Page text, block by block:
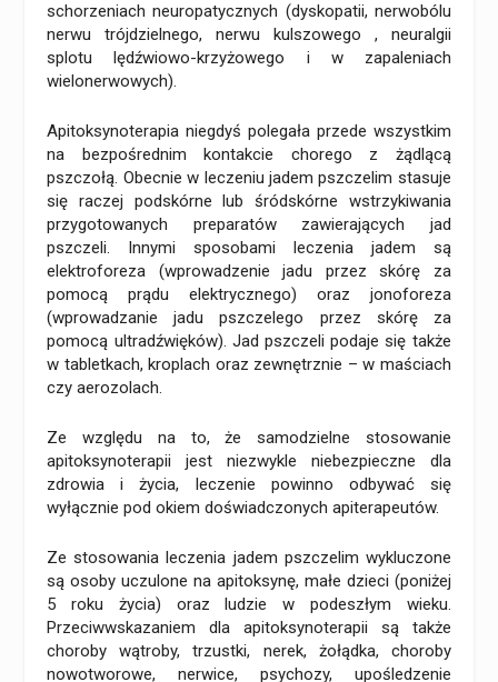
schorzeniach neuropatycznych (dyskopatii, nerwobólu
nerwu trójdzielnego, nerwu kulszowego , neuralgii
splotu lędźwiowo-krzyżowego i w zapaleniach
wielonerwowych).
Apitoksynoterapia niegdyś polegała przede wszystkim
na bezpośrednim kontakcie chorego z żądlącą
pszczołą. Obecnie w leczeniu jadem pszczelim stasuje
się raczej podskórne lub śródskórne wstrzykiwania
przygotowanych preparatów zawierających jad
pszczeli. Innymi sposobami leczenia jadem są
elektroforeza (wprowadzenie jadu przez skórę za
pomocą prądu elektrycznego) oraz jonoforeza
(wprowadzanie jadu pszczelego przez skórę za
pomocą ultradźwięków). Jad pszczeli podaje się także
w tabletkach, kroplach oraz zewnętrznie – w maściach
czy aerozolach.
Ze względu na to, że samodzielne stosowanie
apitoksynoterapii jest niezwykle niebezpieczne dla
zdrowia i życia, leczenie powinno odbywać się
wyłącznie pod okiem doświadczonych apiterapeutów.
Ze stosowania leczenia jadem pszczelim wykluczone
są osoby uczulone na apitoksynę, małe dzieci (poniżej
5 roku życia) oraz ludzie w podeszłym wieku.
Przeciwwskazaniem dla apitoksynoterapii są także
choroby wątroby, trzustki, nerek, żołądka, choroby
nowotworowe, nerwice, psychozy, upośledzenie